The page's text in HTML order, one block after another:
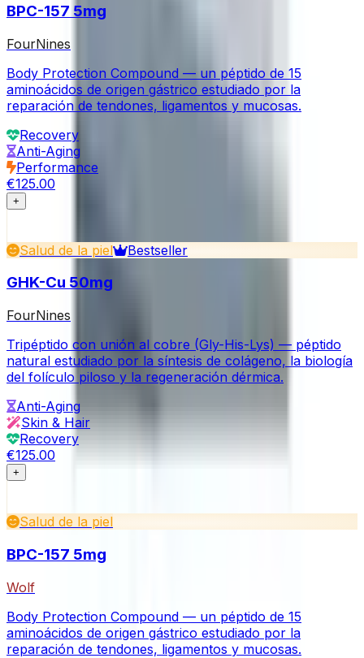
BPC-157 5mg
FourNines
Body Protection Compound — un péptido de 15
aminoácidos de origen gástrico estudiado por la
reparación de tendones, ligamentos y mucosas.
Recovery
Anti-Aging
Performance
€125.00
+
Salud de la piel Bestseller
GHK-Cu 50mg
FourNines
Tripéptido con unión al cobre (Gly-His-Lys) — péptido
natural estudiado por la síntesis de colágeno, la biología
del folículo piloso y la regeneración dérmica.
Anti-Aging
Skin & Hair
Recovery
€125.00
+
Salud de la piel
BPC-157 5mg
Wolf
Body Protection Compound — un péptido de 15
aminoácidos de origen gástrico estudiado por la
reparación de tendones, ligamentos y mucosas.